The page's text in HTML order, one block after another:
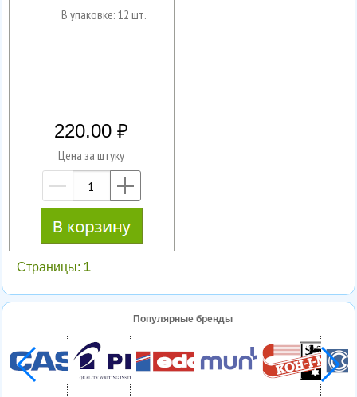
В упаковке: 12 шт.
220.00
Цена за штуку
—
Страницы: 1
Популярные бренды